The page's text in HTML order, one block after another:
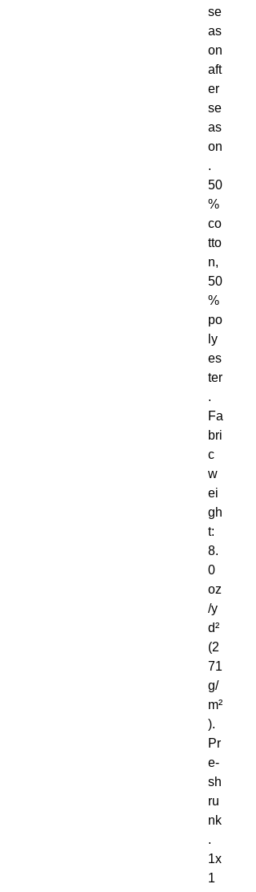
se
as
on
aft
er
se
as
on
.
50
%
co
tto
n,
50
%
po
ly
es
ter
.
Fa
bri
c
w
ei
gh
t:
8.
0
oz
/y
d²
(2
71
g/
m²
).
Pr
e-
sh
ru
nk
.
1x
1